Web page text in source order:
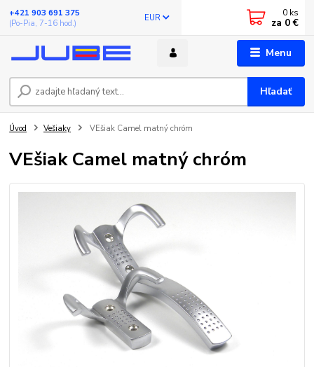
Menu
EUR
Hľadať
+421 903 691 375
(Po-Pia, 7-16 hod.)
0 ks
za 0 €
Úvod Vešiaky VEšiak Camel matný chróm
VEšiak Camel matný chróm